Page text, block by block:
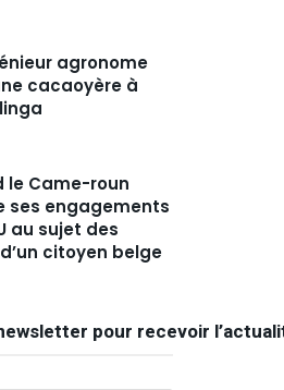
agronome
cacaoyère à
le Came-roun
ses engagements
au sujet des
citoyen belge
pour recevoir